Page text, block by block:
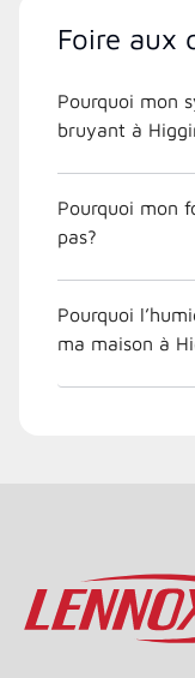
Foire aux
Pourquoi mon
bruyant à
Pourquoi mon
pas?
Pourquoi
ma maison à